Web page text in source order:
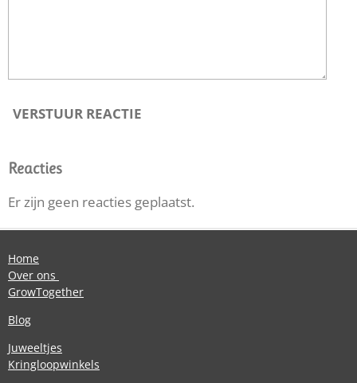
VERSTUUR REACTIE
Reacties
Er zijn geen reacties geplaatst.
Home
Over ons
GrowTogether
Blog
Juweeltjes
Kringloopwinkels